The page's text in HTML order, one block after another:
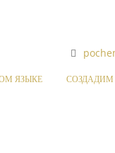
ЯЗЫКЕ